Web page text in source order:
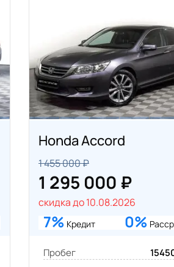
Honda Accord
1 455 000 ₽
1 295 000 ₽
скидка до 10.08.2026
7% Кредит 0%
Пробег